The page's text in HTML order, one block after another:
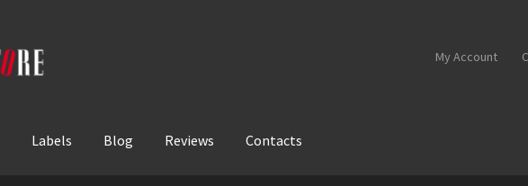
My Account
Labels Blog Reviews Contacts